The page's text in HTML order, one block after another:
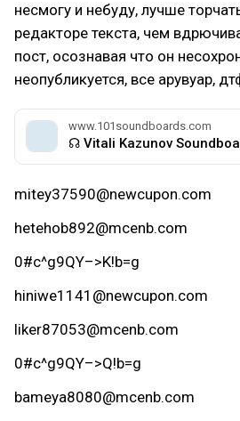
несмогу и небуду, лучше
редакторе текста, чем
пост, осознавая что он
неопубликуется, все арувуар,
www.101soundboards.com
☊ Vitali Kazunov
mitey37590@newcupon.com
hetehob892@mcenb.com
0#c^g9QY–>K!b=g
hiniwe1141@newcupon.com
liker87053@mcenb.com
0#c^g9QY–>Q!b=g
bameya8080@mcenb.com